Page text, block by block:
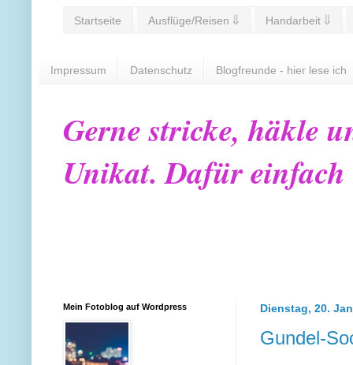
Startseite Ausflüge/Reisen ⇓ Handarbeit ⇓
Impressum Datenschutz Blogfreunde - hier lese ich
Gerne stricke, häkle
Unikat. Dafür
Dienstag, 20.
Gundel-
Mein Fotoblog auf Wordpress